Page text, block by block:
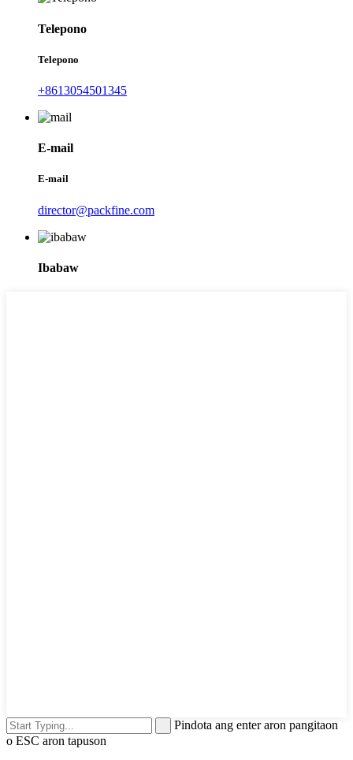
Telepono
Telepono
+8613054501345
E-mail
E-mail
director@packfine.com
Ibabaw
Pindota ang enter aron pangitaon
o ESC aron tapuson